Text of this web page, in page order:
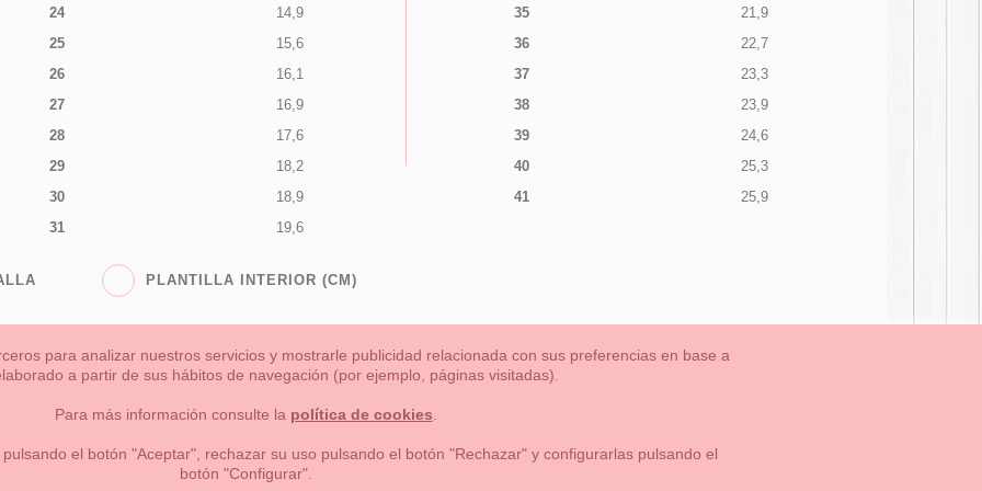
24
14,9
25
15,6
26
16,1
27
16,9
28
17,6
29
18,2
30
18,9
31
19,6
35
21,9
36
22,7
37
23,3
38
23,9
39
24,6
40
25,3
41
25,9
PLANTILLA INTERIOR (CM)
Niña Niño Mamas & Papas NUEVA COLECCION OUTLET-ULTIMAS TALLAS
formas de pago , política de devoluciones y reembolsos Privacidad
nº9 28691 Villanueva de la Cañada Madrid (España)
para analizar nuestros servicios y mostrarle publicidad relacionada con sus preferencias en base a
a partir de sus hábitos de navegación (por ejemplo, páginas visitadas).
Para más información consulte la política de cookies
el botón "Aceptar", rechazar su uso pulsando el botón "Rechazar" y configurarlas pulsando el
botón "Configurar".